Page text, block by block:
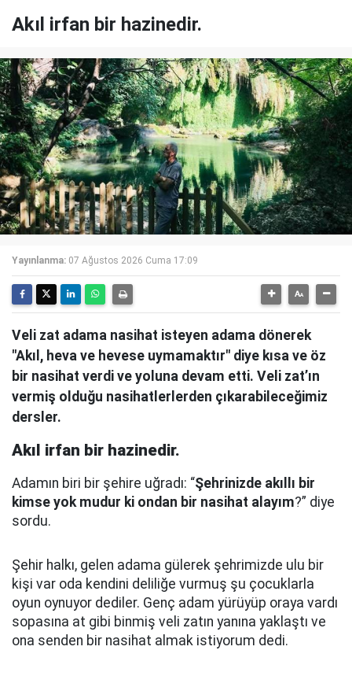
Akıl irfan bir hazinedir.
Yayınlanma: 07 Ağustos 2026 Cuma 17:09
Veli zat adama nasihat isteyen adama dönerek
"Akıl, heva ve hevese uymamaktır" diye kısa ve öz
bir nasihat verdi ve yoluna devam etti. Veli zat’ın
vermiş olduğu nasihatlerlerden çıkarabileceğimiz
dersler.
Akıl irfan bir hazinedir.
Adamın biri bir şehire uğradı: “Şehrinizde akıllı bir
kimse yok mudur ki ondan bir nasihat alayım?” diye
sordu.
Şehir halkı, gelen adama gülerek şehrimizde ulu bir
kişi var oda kendini deliliğe vurmuş şu çocuklarla
oyun oynuyor dediler. Genç adam yürüyüp oraya vardı
sopasına at gibi binmiş veli zatın yanına yaklaştı ve
ona senden bir nasihat almak istiyorum dedi.